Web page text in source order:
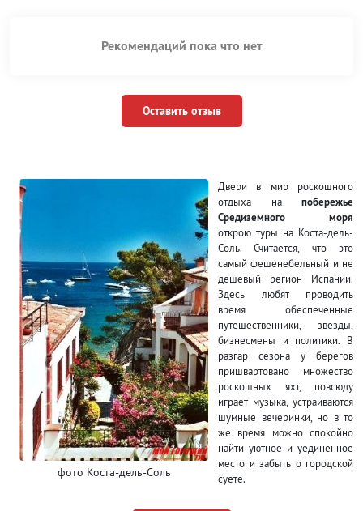
Рекомендаций пока что нет
Оставить отзыв
фото Коста-дель-Соль
Двери в мир роскошного
отдыха на побережье
Средиземного моря
открою туры на Коста-дель-
Соль. Считается, что это
самый фешенебельный и не
дешевый регион Испании.
Здесь любят проводить
время обеспеченные
путешественники, звезды,
бизнесмены и политики. В
разгар сезона у берегов
пришвартовано множество
роскошных яхт, повсюду
играет музыка, устраиваются
шумные вечеринки, но в то
же время можно спокойно
найти уютное и уединенное
место и забыть о городской
суете.
Добраться на отдых на Коста-дель-Соль дешевле и быстрее авиа